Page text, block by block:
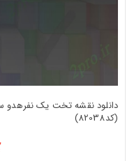
دانلود نقشه تخت یک
(کد82038)